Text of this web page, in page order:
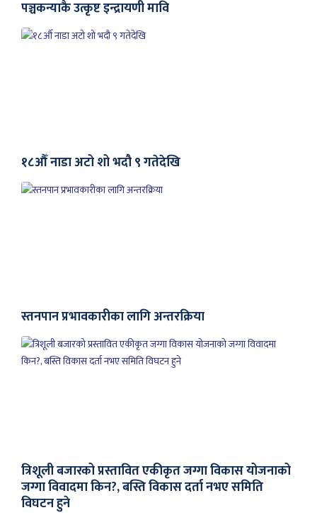
पञ्चकन्याकै उत्कृष्ट इन्द्रायणी मावि
१८औँ नाडा अटो शो भदौ ९ गतेदेखि
स्तनपान प्रभावकारीका लागि अन्तरक्रिया
त्रिशूली बजारको प्रस्तावित एकीकृत जग्गा विकास योजनाको
जग्गा विवादमा किन?, बस्ति विकास दर्ता नभए समिति
विघटन हुने